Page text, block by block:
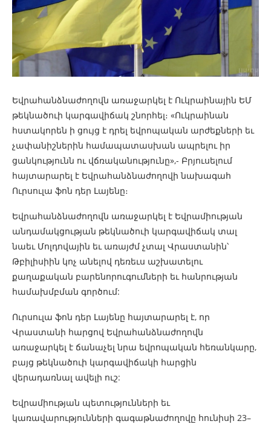
Եվրահանձնաժողովն առաջարկել է Ուկրաինային ԵՄ
թեկնածուի կարգավիճակ շնորհել։ «Ուկրաինան
հստակորեն ի ցույց է դրել եվրոպական արժեքների եւ
չափանիշներին համապատասխան ապրելու իր
ցանկությունն ու վճռականությունը»,- Բրյուսելում
հայտարարել է Եվրահանձնաժողովի նախագահ
Ուրսուլա ֆոն դեր Լայենը։
Եվրահանձնաժողովն առաջարկել է Եվրամիության
անդամակցության թեկնածուի կարգավիճակ տալ
նաեւ Մոլդովային եւ առայժմ չտալ Վրաստանին՝
Թբիլիսիին կոչ անելով դեռեւս աշխատելու
քաղաքական բարենորուգումների եւ հանրության
համախմբման գործում:
Ուրսուլա ֆոն դեր Լայենը հայտարարել է, որ
Վրաստանի հարցով Եվրահանձնաժողովն
առաջարկել է ճանաչել նրա եվրոպական հեռանկարը,
բայց թեկնածուի կարգավիճակի հարցին
վերադառնալ ավելի ուշ:
Եվրամիության պետությունների եւ
կառավարությունների գագաթնաժողովը հունիսի 23–